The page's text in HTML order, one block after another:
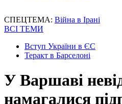
СПЕЦТЕМА: Війна в Ірані
ВСІ ТЕМИ
Вступ України в ЄС
Теракт в Барселоні
У Варшаві
намагалися